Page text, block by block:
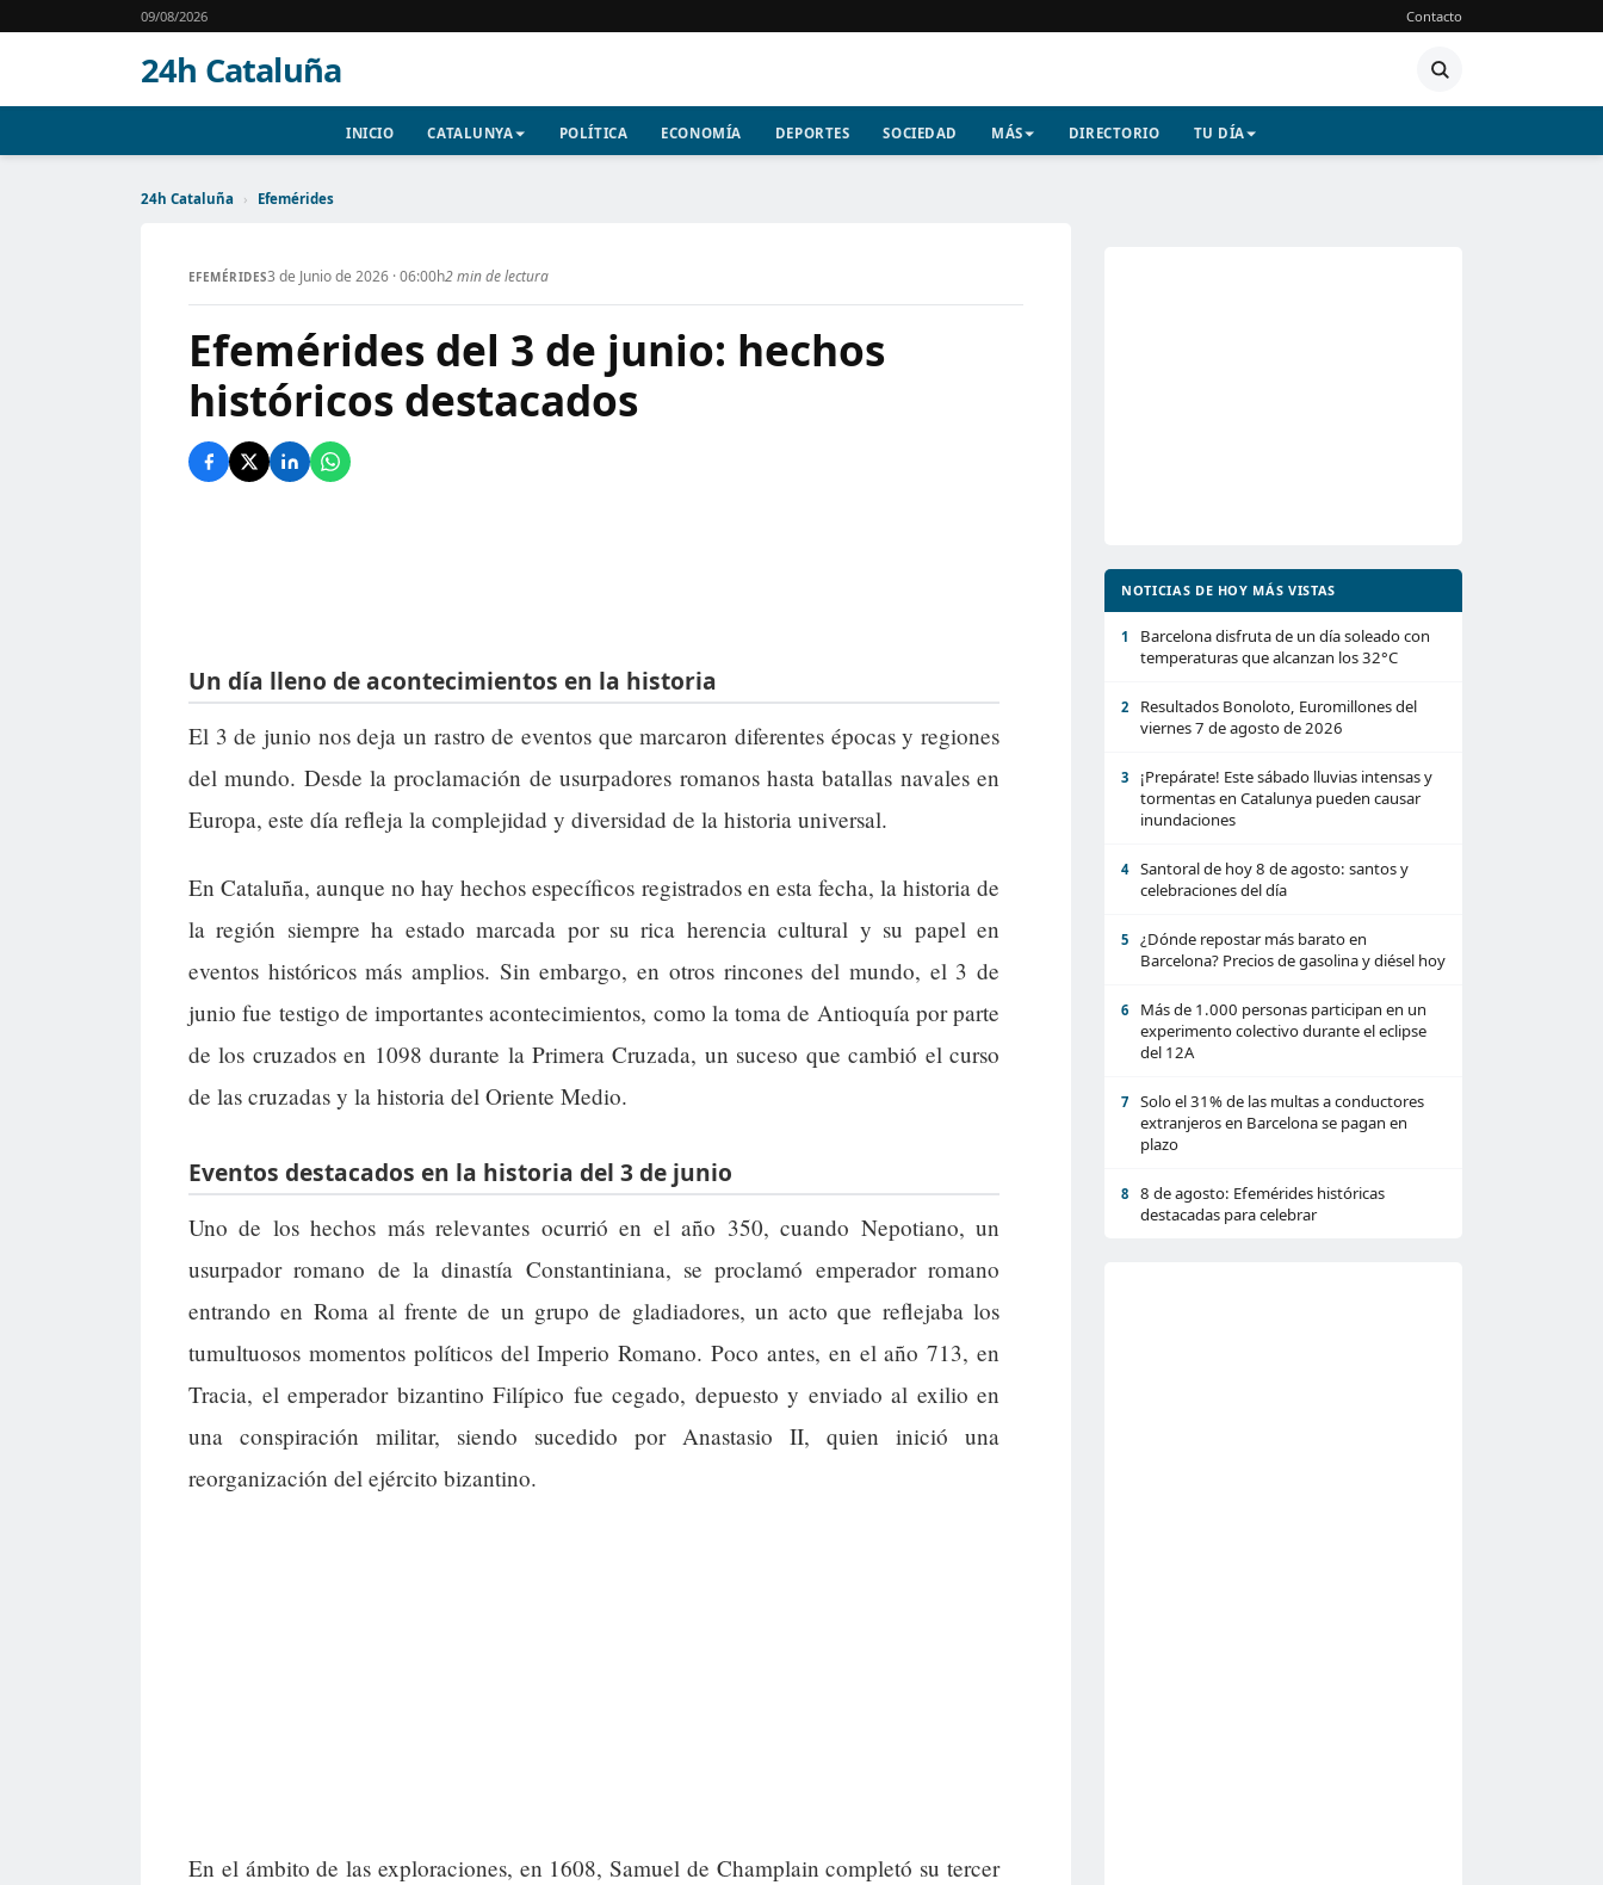
09/08/2026 Contacto
24h Cataluña
INICIO CATALUNYA POLÍTICA ECONOMÍA DEPORTES SOCIEDAD MÁS DIRECTORIO TU DÍA
24h Cataluña › Efemérides
EFEMÉRIDES3 de Junio de 2026 · 06:00h2 min de lectura
Efemérides del 3 de junio: hechos
históricos destacados
Un día lleno de acontecimientos en la historia
El 3 de junio nos deja un rastro de eventos que marcaron diferentes épocas y regiones
del mundo. Desde la proclamación de usurpadores romanos hasta batallas navales en
Europa, este día refleja la complejidad y diversidad de la historia universal.
En Cataluña, aunque no hay hechos específicos registrados en esta fecha, la historia de
la región siempre ha estado marcada por su rica herencia cultural y su papel en
eventos históricos más amplios. Sin embargo, en otros rincones del mundo, el 3 de
junio fue testigo de importantes acontecimientos, como la toma de Antioquía por parte
de los cruzados en 1098 durante la Primera Cruzada, un suceso que cambió el curso
de las cruzadas y la historia del Oriente Medio.
Eventos destacados en la historia del 3 de junio
Uno de los hechos más relevantes ocurrió en el año 350, cuando Nepotiano, un
usurpador romano de la dinastía Constantiniana, se proclamó emperador romano
entrando en Roma al frente de un grupo de gladiadores, un acto que reflejaba los
tumultuosos momentos políticos del Imperio Romano. Poco antes, en el año 713, en
Tracia, el emperador bizantino Filípico fue cegado, depuesto y enviado al exilio en
una conspiración militar, siendo sucedido por Anastasio II, quien inició una
reorganización del ejército bizantino.
En el ámbito de las exploraciones, en 1608, Samuel de Champlain completó su tercer
NOTICIAS DE HOY MÁS VISTAS
1
Barcelona disfruta de un día soleado con
temperaturas que alcanzan los 32°C
2
Resultados Bonoloto, Euromillones del
viernes 7 de agosto de 2026
3
¡Prepárate! Este sábado lluvias intensas y
tormentas en Catalunya pueden causar
inundaciones
4
Santoral de hoy 8 de agosto: santos y
celebraciones del día
5
¿Dónde repostar más barato en
Barcelona? Precios de gasolina y diésel hoy
6
Más de 1.000 personas participan en un
experimento colectivo durante el eclipse
del 12A
7
Solo el 31% de las multas a conductores
extranjeros en Barcelona se pagan en
plazo
8
8 de agosto: Efemérides históricas
destacadas para celebrar